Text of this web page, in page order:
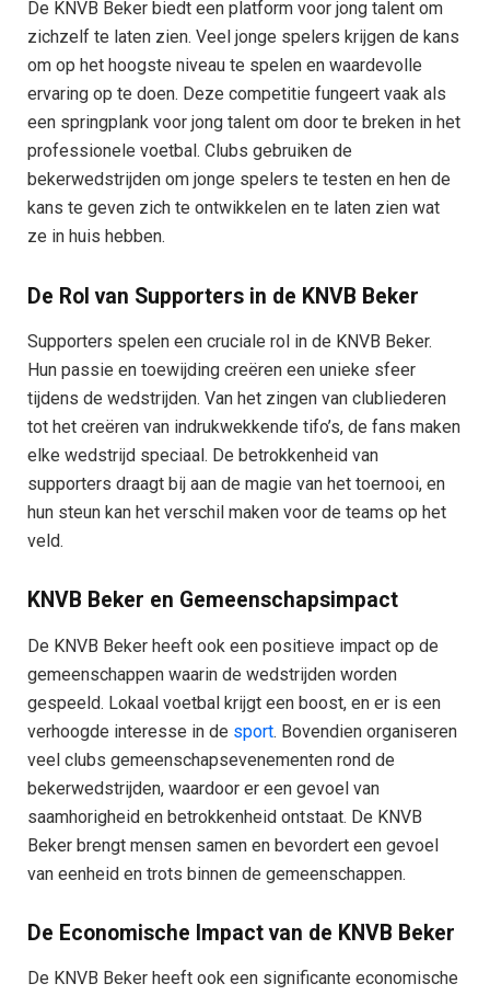
De KNVB Beker biedt een platform voor jong talent om
zichzelf te laten zien. Veel jonge spelers krijgen de kans
om op het hoogste niveau te spelen en waardevolle
ervaring op te doen. Deze competitie fungeert vaak als
een springplank voor jong talent om door te breken in het
professionele voetbal. Clubs gebruiken de
bekerwedstrijden om jonge spelers te testen en hen de
kans te geven zich te ontwikkelen en te laten zien wat
ze in huis hebben.
De Rol van Supporters in de KNVB Beker
Supporters spelen een cruciale rol in de KNVB Beker.
Hun passie en toewijding creëren een unieke sfeer
tijdens de wedstrijden. Van het zingen van clubliederen
tot het creëren van indrukwekkende tifo’s, de fans maken
elke wedstrijd speciaal. De betrokkenheid van
supporters draagt bij aan de magie van het toernooi, en
hun steun kan het verschil maken voor de teams op het
veld.
KNVB Beker en Gemeenschapsimpact
De KNVB Beker heeft ook een positieve impact op de
gemeenschappen waarin de wedstrijden worden
gespeeld. Lokaal voetbal krijgt een boost, en er is een
verhoogde interesse in de sport. Bovendien organiseren
veel clubs gemeenschapsevenementen rond de
bekerwedstrijden, waardoor er een gevoel van
saamhorigheid en betrokkenheid ontstaat. De KNVB
Beker brengt mensen samen en bevordert een gevoel
van eenheid en trots binnen de gemeenschappen.
De Economische Impact van de KNVB Beker
De KNVB Beker heeft ook een significante economische